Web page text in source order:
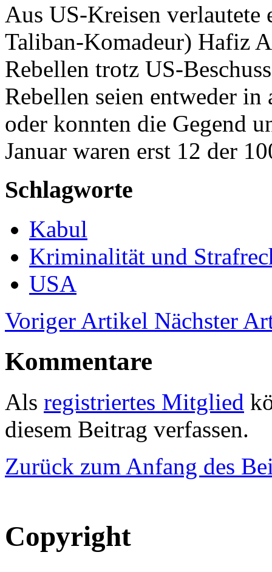
Aus US-Kreisen verlautete
Taliban-Komadeur) Hafiz
Rebellen trotz US-
Rebellen seien entweder
oder konnten die Gegend
Januar waren erst 12 der
Schlagworte
Kabul
Kriminalität und
USA
Voriger Artikel Nächster
Kommentare
Als registriertes Mitglied
diesem Beitrag verfassen.
Zurück zum Anfang des
Copyright